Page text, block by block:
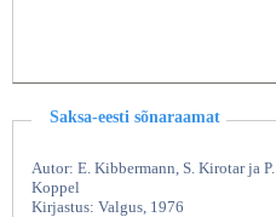
Saksa-eesti sõnaraamat
Autor: E. Kibbermann, S. Kirotar ja P.
Koppel
Kirjastus: Valgus, 1976